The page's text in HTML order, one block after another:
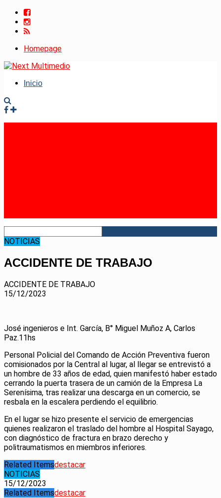
Homepage
Inicio
NOTICIAS
ACCIDENTE DE TRABAJO
ACCIDENTE DE TRABAJO
15/12/2023
José ingenieros e Int. García, B° Miguel Muñoz A, Carlos
Paz.11hs
Personal Policial del Comando de Acción Preventiva fueron
comisionados por la Central al lugar, al llegar se entrevistó a
un hombre de 33 años de edad, quien manifestó haber estado
cerrando la puerta trasera de un camión de la Empresa La
Serenísima, tras realizar una descarga en un comercio, se
resbala en la escalera perdiendo el equilibrio.
En el lugar se hizo presente el servicio de emergencias
quienes realizaron el traslado del hombre al Hospital Sayago,
con diagnóstico de fractura en brazo derecho y
politraumatismos en miembros inferiores.
Related Itemsdestacar
NOTICIAS
15/12/2023
Related Itemsdestacar